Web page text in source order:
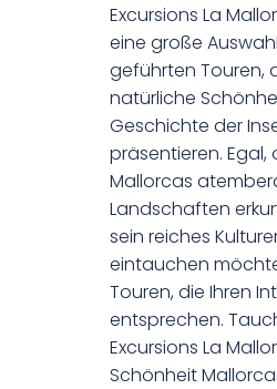
Excursions La
eine große
geführten Touren,
natürliche
Geschichte der
präsentieren. Egal,
Mallorcas
Landschaften
sein reiches
eintauchen
Touren, die Ihren
entsprechen.
Excursions La
Schönheit